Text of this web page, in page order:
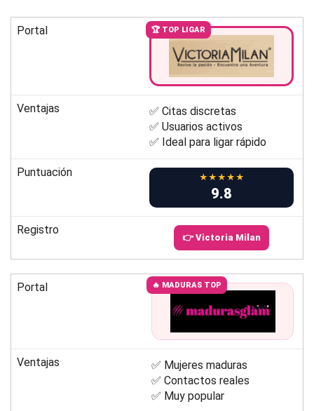
Portal 🏆 TOP LIGAR
Ventajas
✅ Citas discretas
✅ Usuarios activos
✅ Ideal para ligar rápido
Puntuación ★★★★★
9.8
Registro
👉 Victoria Milan
Portal 🔥 MADURAS TOP
Ventajas
✅ Mujeres maduras
✅ Contactos reales
✅ Muy popular